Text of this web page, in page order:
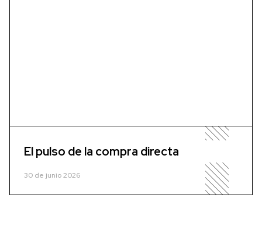
El pulso de la compra directa
30 de junio 2026